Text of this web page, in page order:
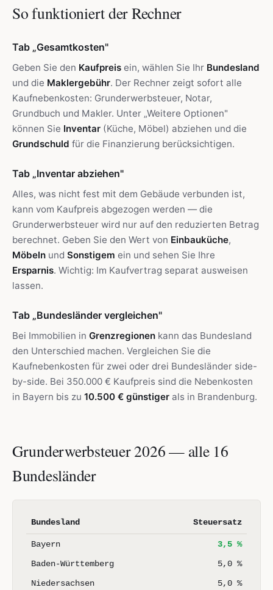
So funktioniert der Rechner
Tab „Gesamtkosten"
Geben Sie den Kaufpreis ein, wählen Sie Ihr Bundesland
und die Maklergebühr. Der Rechner zeigt sofort alle
Kaufnebenkosten: Grunderwerbsteuer, Notar,
Grundbuch und Makler. Unter „Weitere Optionen"
können Sie Inventar (Küche, Möbel) abziehen und die
Grundschuld für die Finanzierung berücksichtigen.
Tab „Inventar abziehen"
Alles, was nicht fest mit dem Gebäude verbunden ist,
kann vom Kaufpreis abgezogen werden — die
Grunderwerbsteuer wird nur auf den reduzierten Betrag
berechnet. Geben Sie den Wert von Einbauküche,
Möbeln und Sonstigem ein und sehen Sie Ihre
Ersparnis. Wichtig: Im Kaufvertrag separat ausweisen
lassen.
Tab „Bundesländer vergleichen"
Bei Immobilien in Grenzregionen kann das Bundesland
den Unterschied machen. Vergleichen Sie die
Kaufnebenkosten für zwei oder drei Bundesländer side-
by-side. Bei 350.000 € Kaufpreis sind die Nebenkosten
in Bayern bis zu 10.500 € günstiger als in Brandenburg.
Grunderwerbsteuer 2026 — alle 16
Bundesländer
Bundesland Steuersatz
Bayern
3,5 %
Baden-Württemberg
5,0 %
Niedersachsen
5,0 %